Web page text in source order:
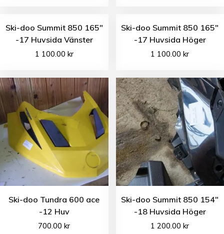
Ski-doo Summit 850 165″
-17 Huvsida Vänster
1 100.00 kr
Ski-doo Summit 850 165″
-17 Huvsida Höger
1 100.00kr
Ski-doo Tundra 600 ace
-12 Huv
700.00kr
Ski-doo Summit 850 154″
-18 Huvsida Höger
1 200.00kr